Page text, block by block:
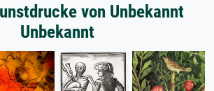
von Unbekannt
Unbekannt